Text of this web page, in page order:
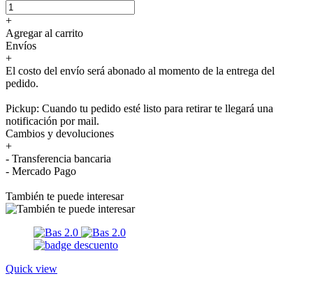
+
Agregar al carrito
Envíos
+
El costo del envío será abonado al momento de la entrega del
pedido.
Pickup: Cuando tu pedido esté listo para retirar te llegará una
notificación por mail.
Cambios y devoluciones
+
- Transferencia bancaria
- Mercado Pago
También te puede interesar
Quick view